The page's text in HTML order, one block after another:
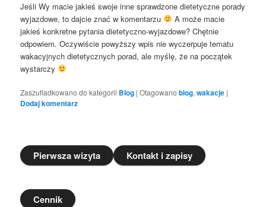
Jeśli Wy macie jakieś swoje inne sprawdzone dietetyczne porady
wyjazdowe, to dajcie znać w komentarzu
A może macie
jakieś konkretne pytania dietetyczno-wyjazdowe? Chętnie
odpowiem. Oczywiście powyższy wpis nie wyczerpuje tematu
wakacyjnych dietetycznych porad, ale myślę, że na początek
wystarczy
Zaszufladkowano do kategorii Blog |Otagowano blog,wakacje |
Dodaj komentarz
Pierwsza wizyta Kontakt i zapisy
Cennik